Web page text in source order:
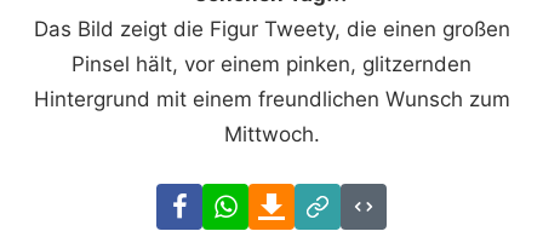
Das Bild zeigt die Figur Tweety, die einen großen
Pinsel hält, vor einem pinken, glitzernden
Hintergrund mit einem freundlichen Wunsch zum
Mittwoch.
FacebookWhatsAppDownload
Link
Code